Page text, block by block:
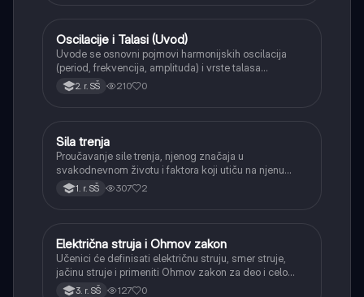
Fizika
Oscilacije i Talasi (Uvod)
Uvode se osnovni pojmovi harmonijskih oscilacija
(period, frekvencija, amplituda) i vrste talasa
(transverzalni, longitudinalni), kao i karakteristike
zvučnih talasa.
2. r. SŠ 210 0
Fizika
Sila trenja
Proučavanje sile trenja, njenog značaja u
svakodnevnom životu i faktora koji utiču na njenu
veličinu.
1. r. SŠ 307 2
Fizika
Električna struja i Ohmov zakon
Učenici će definisati električnu struju, smer struje,
jačinu struje i primeniti Ohmov zakon za deo i celo
kolo.3. r. SŠ 127 0